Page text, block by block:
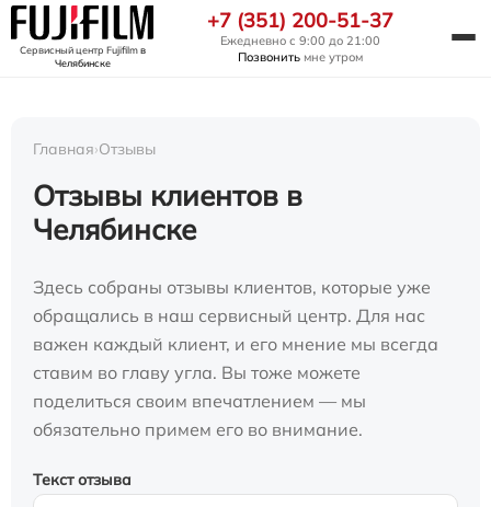
Сервисный центр Fujifilmв
Челябинске
+7 (351) 200-51-37
Ежедневно с 9:00 до 21:00
Позвонить мне утром
Главная›Отзывы
Отзывы клиентов в
Челябинске
Здесь собраны отзывы клиентов, которые уже
обращались в наш сервисный центр. Для нас
важен каждый клиент, и его мнение мы всегда
ставим во главу угла. Вы тоже можете
поделиться своим впечатлением — мы
обязательно примем его во внимание.
Текст отзыва